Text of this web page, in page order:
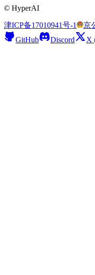
© HyperAI
津ICP备17010941号-1
京
GitHub
Discord X